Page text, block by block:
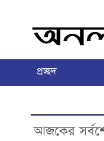
প্রচ্ছদ
আজকের